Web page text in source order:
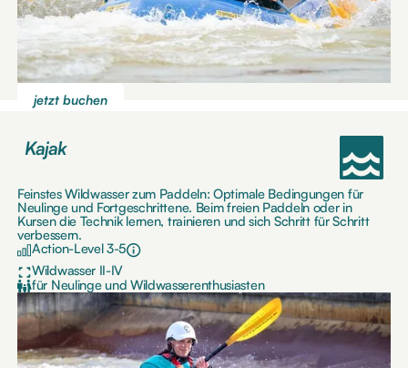
jetzt buchen
Kajak
Feinstes Wildwasser zum Paddeln: Optimale Bedingungen für
Neulinge und Fortgeschrittene. Beim freien Paddeln oder in
Kursen die Technik lernen, trainieren und sich Schritt für Schritt
verbessern.
Action-Level 3-5
Wildwasser II-IV
für Neulinge und Wildwasserenthusiasten